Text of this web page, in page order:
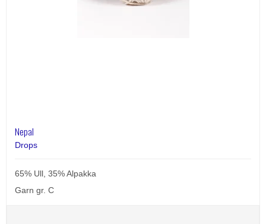
Nepal
Drops
65% Ull, 35% Alpakka
Garn gr. C